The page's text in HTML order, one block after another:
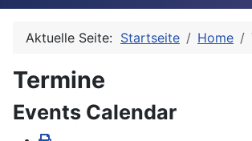
Type 2 or more
Aktuelle Seite: Startseite Home
Termine
Events Calendar